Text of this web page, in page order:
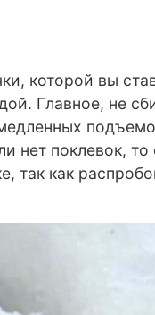
которой вы
Главное, не
поклевок, то
так как